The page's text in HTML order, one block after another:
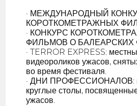
· МЕЖДУНАРОДНЫЙ
КОРОТКОМЕТРАЖНЫХ
· КОНКУРС
ФИЛЬМОВ О БАЛЕАРСКИХ
· TERROR EXPRESS:
видеороликов ужасов,
во время фестиваля.
· ДНИ ПРОФЕССИОНАЛОВ:
круглые столы,
ужасов.